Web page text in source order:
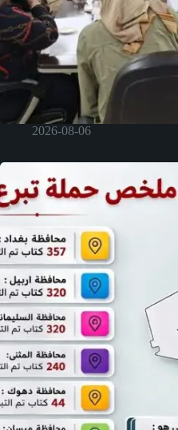
2026-08-06